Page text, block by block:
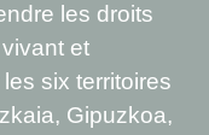
les droits
et
six territoires
Gipuzkoa,